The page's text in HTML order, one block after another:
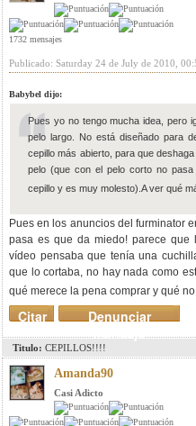
1732 mensajes
Publicado: Saturday 24 de July de 2010,
Babybel dijo:
Pues yo no tengo mucha idea, pero
pelo largo. No está diseñado para
cepillo más abierto, para que
pelo (que con el pelo corto no
cepillo y es muy molesto).A ver qué
Pues en los anuncios del furminator
pasa es que da miedo! parece que
vídeo pensaba que tenía una
que lo cortaba, no hay nada como
qué merece la pena comprar y qué no
Denunciar
mensaje
Citar
Titulo: CEPILLOS!!!!
Amanda90
Casi Adicto